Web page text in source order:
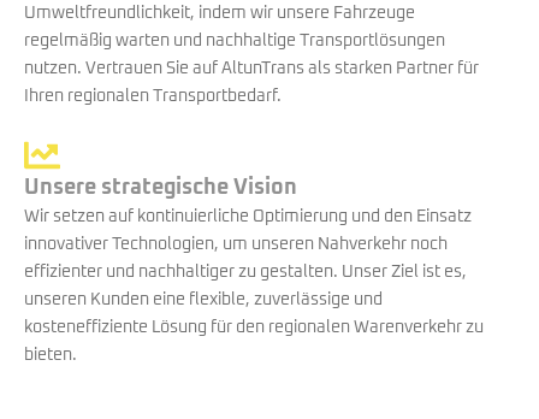
Umweltfreundlichkeit, indem wir unsere Fahrzeuge
regelmäßig warten und nachhaltige Transportlösungen
nutzen. Vertrauen Sie auf AltunTrans als starken Partner für
Ihren regionalen Transportbedarf.
Unsere strategische Vision
Wir setzen auf kontinuierliche Optimierung und den Einsatz
innovativer Technologien, um unseren Nahverkehr noch
effizienter und nachhaltiger zu gestalten. Unser Ziel ist es,
unseren Kunden eine flexible, zuverlässige und
kosteneffiziente Lösung für den regionalen Warenverkehr zu
bieten.